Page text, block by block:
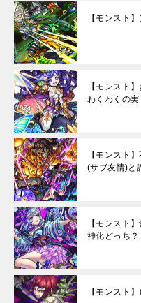
【モンスト
【モンスト
わくわくの実
【モンスト
(サブ友情)と
【モンスト
神化どっち？
【モンスト